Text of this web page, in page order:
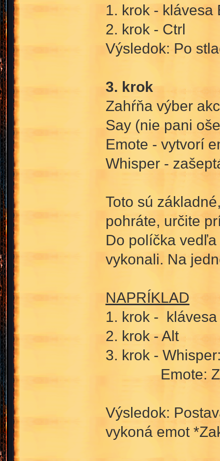
1. krok - klávesa
2. krok - Ctrl
Výsledok: Po
3. krok
Zahŕňa výber
Say (nie pani
Emote - vytvorí
Whisper -
Toto sú
pohráte, určite
Do políčka
vykonali. Na
NAPRÍKLAD
1. krok - klávesa
2. krok - Alt
3. krok -
Emote:
Výsledok:
vykoná emot